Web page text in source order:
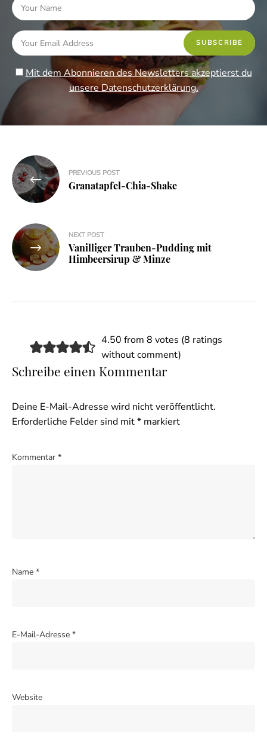
Mit dem Abonnieren des Newsletters akzeptierst du
unsere Datenschutzerklärung.
Beitragsnavigation
PREVIOUS POST
Granatapfel-Chia-Shake
NEXT POST
Vanilliger Trauben-Pudding mit
Himbeersirup & Minze
4.50 from 8 votes (8 ratings
without comment)
Schreibe einen Kommentar
Deine E-Mail-Adresse wird nicht veröffentlicht.
Erforderliche Felder sind mit* markiert
Kommentar *
Name *
E-Mail-Adresse *
Website